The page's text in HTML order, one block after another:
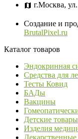
г.Москва,
Создание и
BrutalPixel.ru
Каталог товаров
Эндокринная
Средства для
Тесты Ковид
БАДы
Вакцины
Детские товары
Изделия